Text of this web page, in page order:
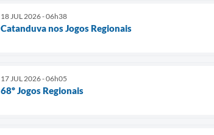
18 JUL 2026 - 06h38
Catanduva nos Jogos Regionais
17 JUL 2026 - 06h05
68º Jogos Regionais